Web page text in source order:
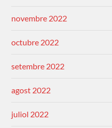
novembre 2022
octubre 2022
setembre 2022
agost 2022
juliol 2022